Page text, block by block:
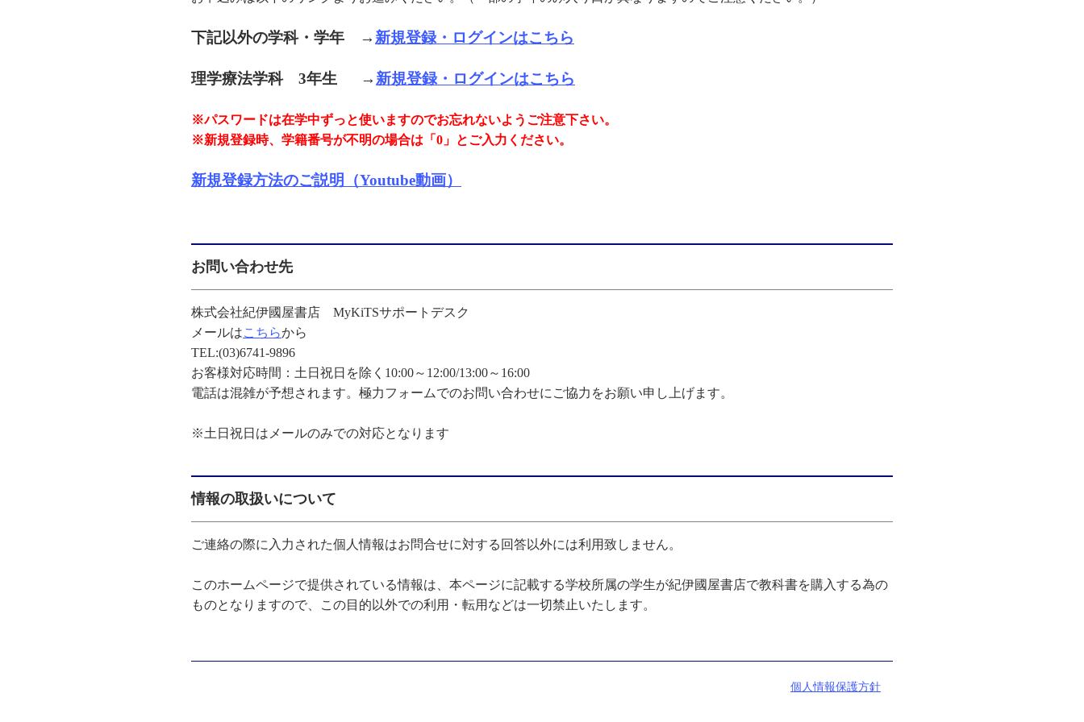
下記以外の学科・学年 →新規登録・ログインはこちら
理学療法学科 3年生 →新規登録・ログインはこちら
※パスワードは在学中ずっと使いますのでお忘れないようご注意下さい。
※新規登録時、学籍番号が不明の場合は「0」とご入力ください。
新規登録方法のご説明（Youtube動画）
お問い合わせ先
株式会社紀伊國屋書店 MyKiTSサポートデスク
メールはこちらから
TEL:(03)6741-9896
お客様対応時間：土日祝日を除く10:00～12:00/13:00～16:00
電話は混雑が予想されます。極力フォームでのお問い合わせにご協力をお願い申し上げます。
※土日祝日はメールのみでの対応となります
情報の取扱いについて
ご連絡の際に入力された個人情報はお問合せに対する回答以外には利用致しません。
このホームページで提供されている情報は、本ページに記載する学校所属の学生が紀伊國屋書店で教科書を購入する為の
ものとなりますので、この目的以外での利用・転用などは一切禁止いたします。
個人情報保護方針